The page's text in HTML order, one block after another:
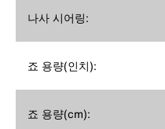
나사 시어링:
죠 용량(인치):
죠 용량(cm):